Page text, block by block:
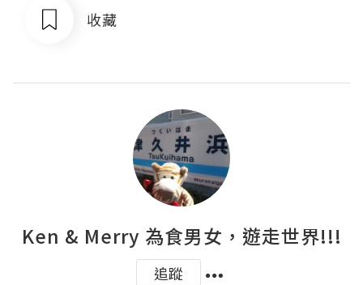
收藏
Ken & Merry 為食男女，遊走世界!!!
追蹤